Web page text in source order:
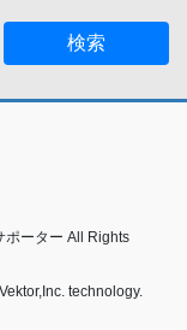
ーター All Rights
technology.